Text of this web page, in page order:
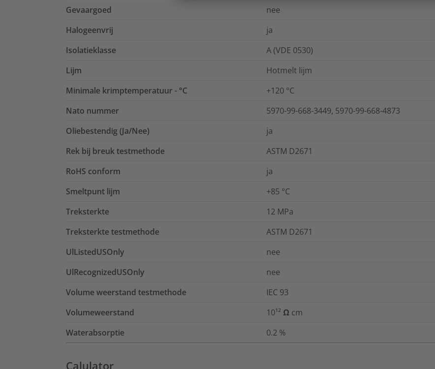
Gevaargoed
nee
Halogeenvrij
ja
Isolatieklasse
A (VDE 0530)
Lijm
Hotmelt lijm
Minimale krimptemperatuur - °C
+120 °C
Nato nummer
5970-99-668-3449, 5970-99-668-4873
Oliebestendig (Ja/Nee)
ja
Rek bij breuk testmethode
ASTM D2671
RoHS conform
ja
Smeltpunt lijm
+85 °C
Treksterkte
12 MPa
Treksterkte testmethode
ASTM D2671
UlListedUSOnly
nee
UlRecognizedUSOnly
nee
Volume weerstand testmethode
IEC 93
Volumeweerstand
10¹² Ω cm
Waterabsorptie
0.2 %
Calulator